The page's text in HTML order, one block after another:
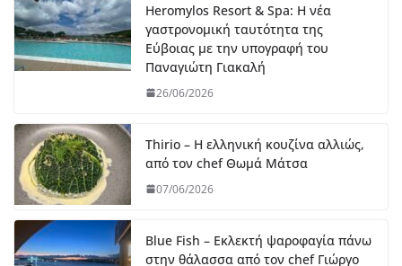
Heromylos Resort & Spa: Η νέα
γαστρονομική ταυτότητα της
Εύβοιας με την υπογραφή του
Παναγιώτη Γιακαλή
26/06/2026
Thirio – Η ελληνική κουζίνα αλλιώς,
από τον chef Θωμά Μάτσα
07/06/2026
Blue Fish – Εκλεκτή ψαροφαγία πάνω
στην θάλασσα από τον chef Γιώργο